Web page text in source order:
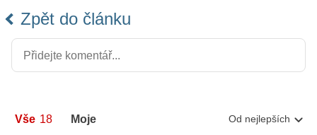
Zpět do článku